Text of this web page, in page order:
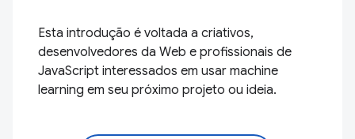
Esta introdução é voltada a criativos,
desenvolvedores da Web e profissionais de
JavaScript interessados em usar machine
learning em seu próximo projeto ou ideia.